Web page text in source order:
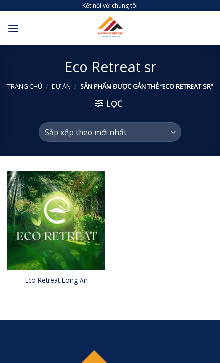
content
Kết nối với chúng tôi
Eco Retreat sr
TRANG CHỦ / DỰ ÁN / SẢN PHẨM ĐƯỢC GẮN THẺ “ECO RETREAT SR”
LỌC
Eco Retreat Long An